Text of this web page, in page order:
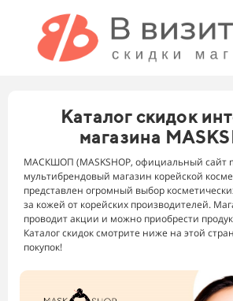
Каталог скидок
магазина
МАСКШОП (MASKSHOP, официальный сайт
мультибрендовый магазин корейской
представлен огромный выбор
за кожей от корейских производителей.
проводит акции и можно приобрести
Каталог скидок смотрите ниже на этой
покупок!